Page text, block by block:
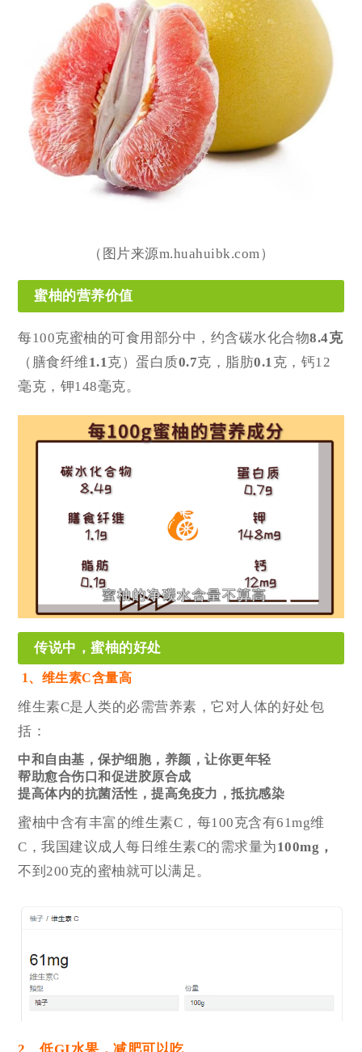
（图片来源m.huahuibk.com）
蜜柚的营养价值
每100克蜜柚的可食用部分中，约含碳水化合物8.4克
（膳食纤维1.1克）蛋白质0.7克，脂肪0.1克，钙12
毫克，钾148毫克。
传说中，蜜柚的好处
1、维生素C含量高
维生素C是人类的必需营养素，它对人体的好处包
括：
中和自由基，保护细胞，养颜，让你更年轻
帮助愈合伤口和促进胶原合成
提高体内的抗菌活性，提高免疫力，抵抗感染
蜜柚中含有丰富的维生素C，每100克含有61mg维
C，我国建议成人每日维生素C的需求量为100mg，
不到200克的蜜柚就可以满足。
2、低GI水果，减肥可以吃